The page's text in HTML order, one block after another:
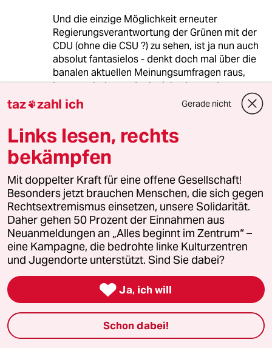
Und die einzige Möglichkeit erneuter
Regierungsverantwortung der Grünen mit der
CDU (ohne die CSU ?) zu sehen, ist ja nun auch
absolut fantasielos - denkt doch mal über die
banalen aktuellen Meinungsumfragen raus,
lasst euch davon doch nicht dauernd
versklaven und macht besser mal klar, was
wirklich gute Programme sind - da wäre zB
eine Vermögensteuer sehr wohl zielführend
auch für die Bildung, weil die nämlich den
Ländern zusteht. Wer weiß denn, wie eine
nächste Bundesregierung aussehen kann, da
ist doch bei der aktuellen Lage alles
vollkommen offen, am Ende wird's eine Grün-
Rot-Linke Koalition, immer diese unsäglichen
Gewissheiten über den Wahlausgang, die bei
den aktuellen Verhältnissen nur daneben
gehen können ...
Walterismus
16.12.2024,11:33 Uhr
@StromerBodo:
taz zahl ich Gerade nicht
Links lesen, rechts
bekämpfen
Mit doppelter Kraft für eine offene Gesellschaft!
Besonders jetzt brauchen Menschen, die sich gegen
Rechtsextremismus einsetzen, unsere Solidarität.
Daher gehen 50 Prozent der Einnahmen aus
Neuanmeldungen an „Alles beginnt im Zentrum“ –
eine Kampagne, die bedrohte linke Kulturzentren
und Jugendorte unterstützt. Sind Sie dabei?
 Ja, ich will
Schon dabei!